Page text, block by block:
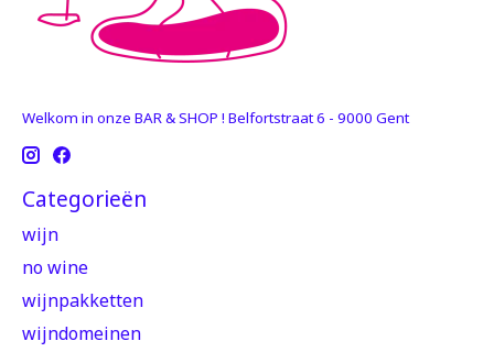
Welkom in onze BAR & SHOP ! Belfortstraat 6 - 9000 Gent
Categorieën
wijn
no wine
wijnpakketten
wijndomeinen